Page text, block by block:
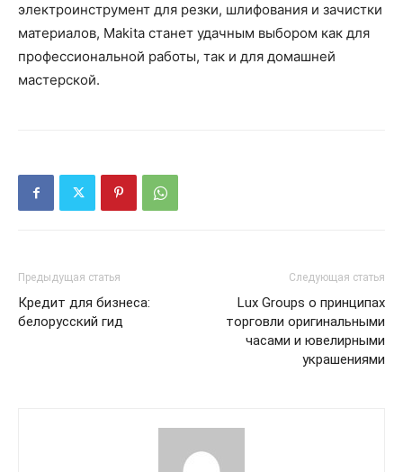
электроинструмент для резки, шлифования и зачистки
материалов, Makita станет удачным выбором как для
профессиональной работы, так и для домашней
мастерской.
Предыдущая статья
Кредит для бизнеса:
белорусский гид
Следующая статья
Lux Groups о принципах
торговли оригинальными
часами и ювелирными
украшениями